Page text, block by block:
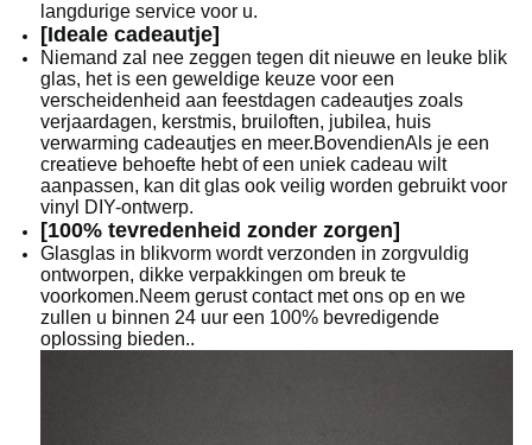
langdurige service voor u.
[Ideale cadeautje]
Niemand zal nee zeggen tegen dit nieuwe en leuke blik
glas, het is een geweldige keuze voor een
verscheidenheid aan feestdagen cadeautjes zoals
verjaardagen, kerstmis, bruiloften, jubilea, huis
verwarming cadeautjes en meer.BovendienAls je een
creatieve behoefte hebt of een uniek cadeau wilt
aanpassen, kan dit glas ook veilig worden gebruikt voor
vinyl DIY-ontwerp.
[100% tevredenheid zonder zorgen]
Glasglas in blikvorm wordt verzonden in zorgvuldig
ontworpen, dikke verpakkingen om breuk te
voorkomen.Neem gerust contact met ons op en we
zullen u binnen 24 uur een 100% bevredigende
oplossing bieden..